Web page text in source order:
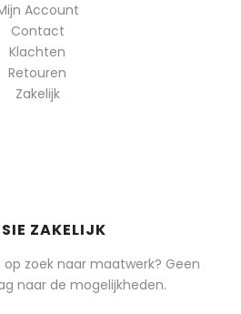
Account
Contact
Klachten
Retouren
Zakelijk
ZAKELIJK
op zoek naar maatwerk? Geen
naar de mogelijkheden.